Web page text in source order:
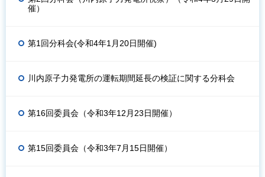
催）
第1回分科会(令和4年1月20日開催)
川内原子力発電所の運転期間延長の検証に関する分科会
第16回委員会（令和3年12月23日開催）
第15回委員会（令和3年7月15日開催）